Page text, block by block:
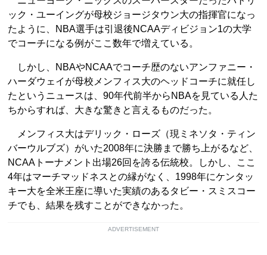
ック・ユーイングが母校ジョージタウン大の指揮官になっ
たように、NBA選手は引退後NCAAディビジョン1の大学
でコーチになる例がここ数年で増えている。
しかし、NBAやNCAAでコーチ歴のないアンファニー・
ハーダウェイが母校メンフィス大のヘッドコーチに就任し
たというニュースは、90年代前半からNBAを見ている人た
ちからすれば、大きな驚きと言えるものだった。
メンフィス大はデリック・ローズ（現ミネソタ・ティン
バーウルブズ）がいた2008年に決勝まで勝ち上がるなど、
NCAAトーナメント出場26回を誇る伝統校。しかし、ここ
4年はマーチマッドネスとの縁がなく、1998年にケンタッ
キー大を全米王座に導いた実績のあるタビー・スミスコー
チでも、結果を残すことができなかった。
ADVERTISEMENT